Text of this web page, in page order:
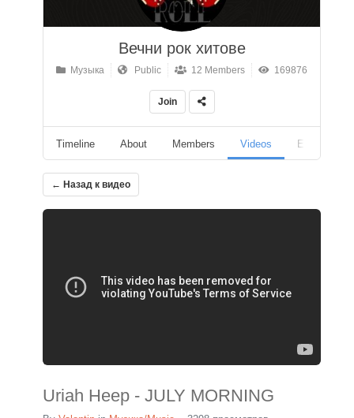
Вечни рок хитове
Музыка Public 12 Members 169876
Join
Timeline About Members Videos Events
← Назад к видео
Uriah Heep - JULY MORNING